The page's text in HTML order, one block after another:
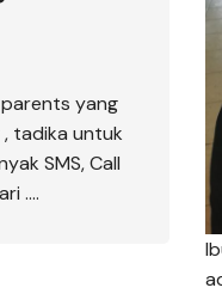
yang
tadika untuk
SMS, Call
….